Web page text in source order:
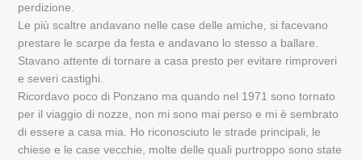
perdizione.
Le più scaltre andavano nelle case delle amiche, si facevano
prestare le scarpe da festa e andavano lo stesso a ballare.
Stavano attente di tornare a casa presto per evitare rimproveri
e severi castighi.
Ricordavo poco di Ponzano ma quando nel 1971 sono tornato
per il viaggio di nozze, non mi sono mai perso e mi è sembrato
di essere a casa mia. Ho riconosciuto le strade principali, le
chiese e le case vecchie, molte delle quali purtroppo sono state